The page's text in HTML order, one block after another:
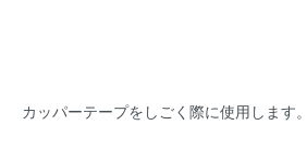
カッパーテープをしごく際に使用します。